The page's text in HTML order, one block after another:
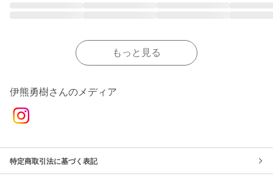
もっと見る
伊熊勇樹さんのメディア
特定商取引法に基づく表記